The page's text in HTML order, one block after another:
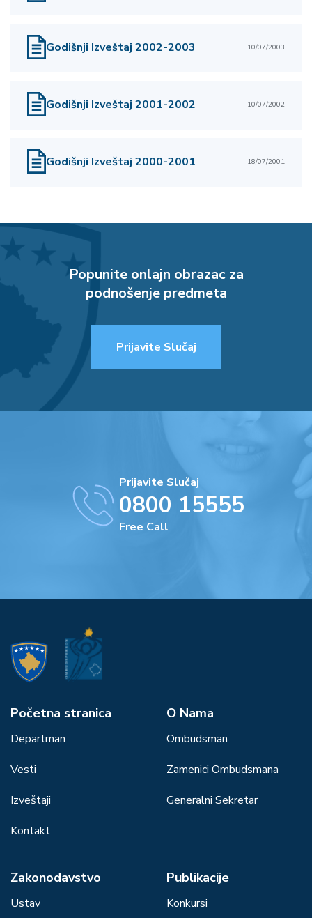
Godišnji Izveštaj 2002-2003 10/07/2003
Godišnji Izveštaj 2001-2002 10/07/2002
Godišnji Izveštaj 2000-2001 18/07/2001
Popunite onlajn obrazac za
podnošenje predmeta
Prijavite Slučaj
Prijavite Slučaj
0800 15555
Free Call
Početna stranica
Departman
Vesti
Izveštaji
Kontakt
О Nama
Ombudsman
Zamenici Ombudsmana
Generalni Sekretar
Zakonodavstvo
Ustav
Publikacije
Konkursi